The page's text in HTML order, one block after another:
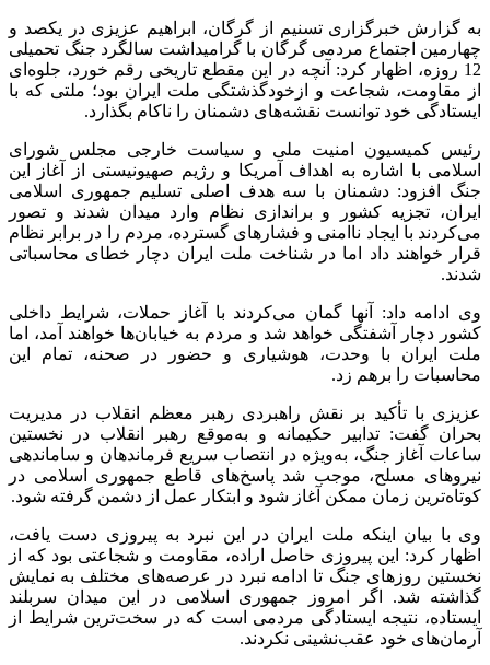
به گزارش خبرگزاری تسنیم از گرگان، ابراهیم عزیزی ‌در یکصد و
چهارمین اجتماع مردمی گرگان با گرامیداشت سالگرد جنگ تحمیلی
12 روزه، اظهار کرد: آنچه در این مقطع تاریخی رقم خورد، جلوه‌ای
از مقاومت، شجاعت و ازخودگذشتگی ملت ایران بود؛ ملتی که با
ایستادگی خود توانست نقشه‌های دشمنان را ناکام بگذارد.
رئیس کمیسیون امنیت ملی و سیاست خارجی مجلس شورای
اسلامی با اشاره به اهداف آمریکا و رژیم صهیونیستی از آغاز این
جنگ افزود: دشمنان با سه هدف اصلی تسلیم جمهوری اسلامی
ایران، تجزیه کشور و براندازی نظام وارد میدان شدند و تصور
می‌کردند با ایجاد ناامنی و فشارهای گسترده، مردم را در برابر نظام
قرار خواهند داد اما در شناخت ملت ایران دچار خطای محاسباتی
شدند.
وی ادامه داد: آنها گمان می‌کردند با آغاز حملات، شرایط داخلی
کشور دچار آشفتگی خواهد شد و مردم به خیابان‌ها خواهند آمد، اما
ملت ایران با وحدت، هوشیاری و حضور در صحنه، تمام این
محاسبات را برهم زد.
عزیزی با تأکید بر نقش راهبردی رهبر معظم انقلاب در مدیریت
بحران گفت: تدابیر حکیمانه و به‌موقع رهبر انقلاب در نخستین
ساعات آغاز جنگ، به‌ویژه در انتصاب سریع فرماندهان و ساماندهی
نیروهای مسلح، موجب شد پاسخ‌های قاطع جمهوری اسلامی در
کوتاه‌ترین زمان ممکن آغاز شود و ابتکار عمل از دشمن گرفته شود.
وی با بیان اینکه ملت ایران در این نبرد به پیروزی دست یافت،
اظهار کرد: این پیروزی حاصل اراده، مقاومت و شجاعتی بود که از
نخستین روزهای جنگ تا ادامه نبرد در عرصه‌های مختلف به نمایش
گذاشته شد. اگر امروز جمهوری اسلامی در این میدان سربلند
ایستاده، نتیجه ایستادگی مردمی است که در سخت‌ترین شرایط از
آرمان‌های خود عقب‌نشینی نکردند.